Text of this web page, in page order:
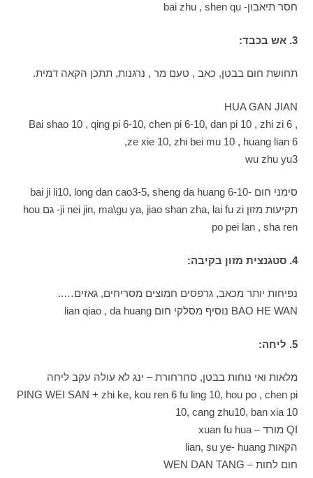
חסר תיאבון- bai zhu , shen qu
3. אש בכבד:
תחושת חום בבטן, כאב , טעם מר , נרגנות, תתכן הקאה דמית.
HUA GAN JIAN
Bai shao 10 , qing pi 6-10, chen pi 6-10, dan pi 10 , zhi zi 6 ,
ze xie 10, zhi bei mu 10 , huang lian 6,
wu zhu yu3
סימני חום -bai ji li10, long dan cao3-5, sheng da huang 6-10
תקיעות מזון ji nei jin, ma\gu ya, jiao shan zha, lai fu zi- גם hou
po pei lan , sha ren
4. סטגנצית מזון בקיבה:
נפיחות יותר מכאב, גרפסים חמוצים מסריחים, גאזים…..
BAO HE WAN נוסיף מסלקי חום lian qiao , da huang
5. ליחה:
מלאות ואי נוחות בבטן, סחרחורת – ינג לא עולה עקב ליחה
PING WEI SAN + zhi ke, kou ren 6 fu ling 10, hou po , chen pi
10, cang zhu10, ban xia 10
QI מורד – xuan fu hua
הקאות lian, su ye- huang
חום לחות – WEN DAN TANG